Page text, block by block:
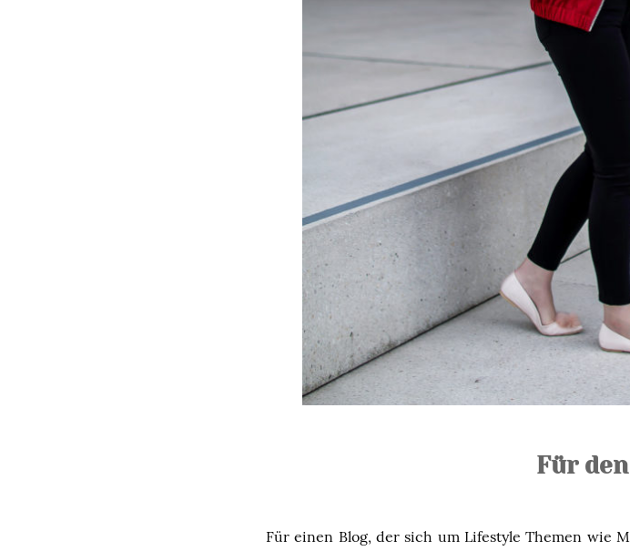
Für
Für einen Blog, der sich um Lifestyle Themen wie